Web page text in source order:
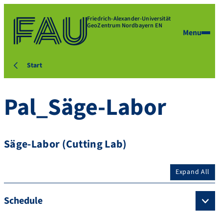
Friedrich-Alexander-Universität
GeoZentrum Nordbayern EN
Menu
Start
Pal_Säge-Labor
Säge-Labor (Cutting Lab)
Expand All
Schedule